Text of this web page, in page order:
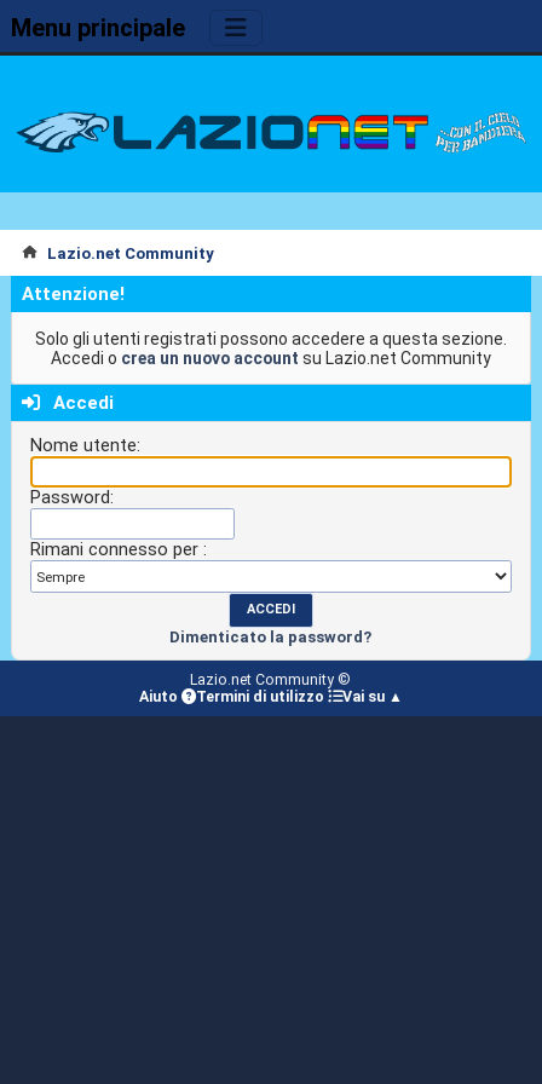
Menu principale
Lazio.net Community
Attenzione!
Solo gli utenti registrati possono accedere a questa sezione.
Accedi o crea un nuovo account su Lazio.net Community
Accedi
Nome utente:
Password:
Rimani connesso per :
Dimenticato la password?
Lazio.net Community ©
Aiuto
Termini di utilizzo Vai su ▲